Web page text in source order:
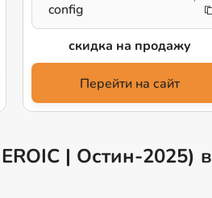
config
скидка на продажу
Перейти на сайт
| Остин-2025) в